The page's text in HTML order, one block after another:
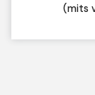
(mits